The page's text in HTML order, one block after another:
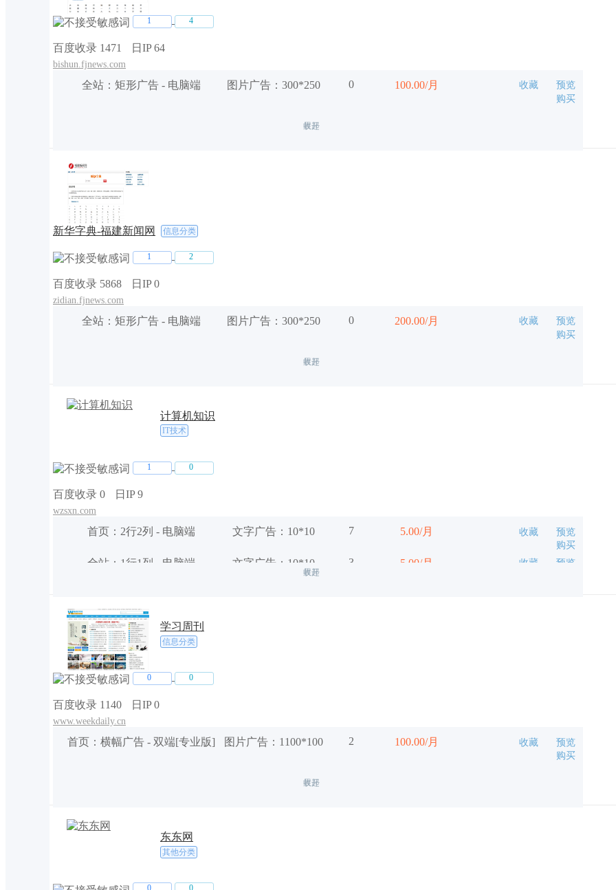
1 4
百度收录 1471 日IP 64
bishun.fjnews.com
全站： 矩形广告 - 电脑端 图片广告 ：300*250 0 100.00/月 收藏
预览
购买
展开
收起
新华字典-福建新闻网 信息分类
1 2
百度收录 5868 日IP 0
zidian.fjnews.com
全站： 矩形广告 - 电脑端 图片广告 ：300*250 0 200.00/月 收藏
预览
购买
展开
收起
计算机知识
IT技术
1 0
百度收录 0 日IP 9
wzsxn.com
首页： 2行2列 - 电脑端 文字广告 ： 10*10 7 5.00/月 收藏
预览
购买
全站： 1行1列 电脑端 文字广告 ： 10*10 3 5.00/月 收藏
预览
全站：横幅广告 - 电脑端
全站：横幅广告
横幅广告 - 电脑端
展开
收起
学习周刊
信息分类
0 0
百度收录 1140 日IP 0
www.weekdaily.cn
首页 ： 横幅广告 - 双端[专业版] 图片广告 ： 1100*100 2 100.00/月 收藏
预览
购买
展开
收起
东东网
其他分类